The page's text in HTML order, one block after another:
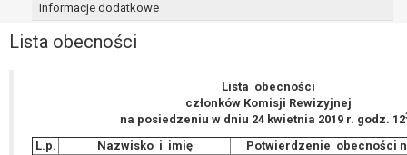
Informacje dodatkowe
Lista obecności
Lista obecności
członków Komisji Rewizyjnej
na posiedzeniu w dniu 24 kwietnia 2019 r. godz. 12
L.p. Nazwisko i imię
Potwierdzenie obecności